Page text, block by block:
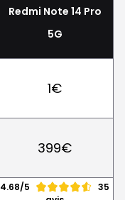
Redmi Note 14 Pro
5G
1€
399€
4.68/5
35